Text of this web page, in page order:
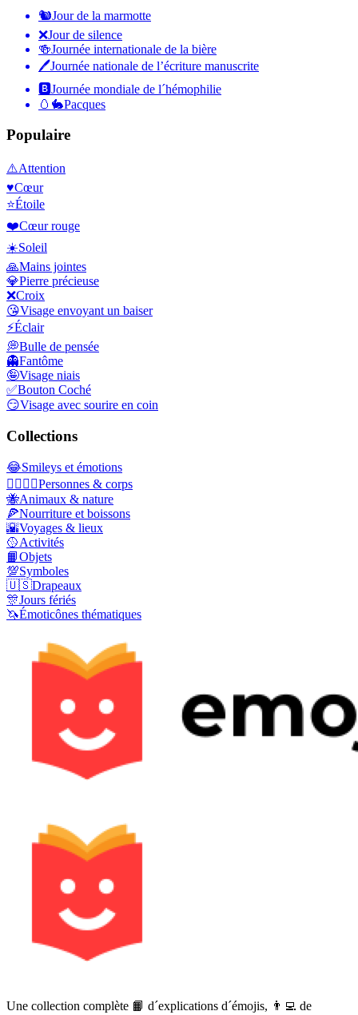
🐿Jour de la marmotte
❌Jour de silence
🍻Journée internationale de la bière
🖊Journée nationale de l’écriture manuscrite
🅱️Journée mondiale de l´hémophilie
🥚🐇Pacques
Populaire
⚠️Attention
♥️Cœur
⭐Étoile
❤️Cœur rouge
☀️Soleil
🙏Mains jointes
💎Pierre précieuse
❌Croix
😘Visage envoyant un baiser
⚡Éclair
💭Bulle de pensée
👻Fantôme
🤪Visage niais
✅Bouton Coché
😏Visage avec sourire en coin
Collections
😂Smileys et émotions
👩‍❤️‍💋‍👨Personnes & corps
🐝Animaux & nature
🍕Nourriture et boissons
🌇Voyages & lieux
🥎Activités
📙Objets
💯Symboles
🇺🇸Drapeaux
🎊Jours fériés
🦄Émoticônes thématiques
Une collection complète 📙 d´explications d´émojis, 👨‍💻 de